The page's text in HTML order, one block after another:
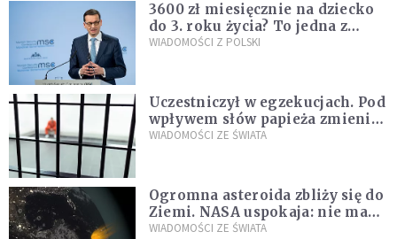
3600 zł miesięcznie na dziecko
do 3. roku życia? To jedna z
propozycji programu "Rozwój
WIADOMOŚCI Z POLSKI
Uczestniczył w egzekucjach. Pod
wpływem słów papieża zmienił
zdanie
WIADOMOŚCI ZE ŚWIATA
Ogromna asteroida zbliży się do
Ziemi. NASA uspokaja: nie ma
zagrożenia
WIADOMOŚCI ZE ŚWIATA